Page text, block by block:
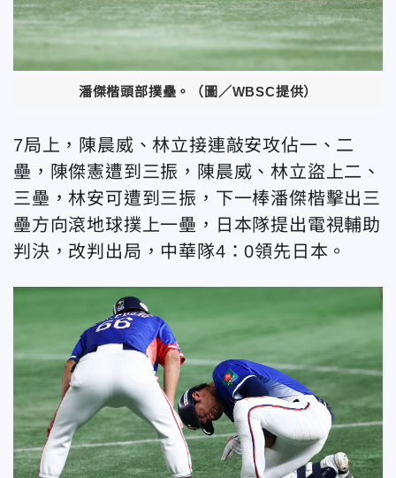
潘傑楷頭部撲壘。（圖／WBSC提供）
7局上，陳晨威、林立接連敲安攻佔一、二
壘，陳傑憲遭到三振，陳晨威、林立盜上二、
三壘，林安可遭到三振，下一棒潘傑楷擊出三
壘方向滾地球撲上一壘，日本隊提出電視輔助
判決，改判出局，中華隊4：0領先日本。